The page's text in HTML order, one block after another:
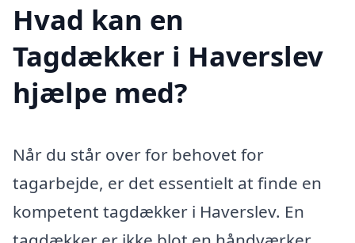
Hvad kan en
Tagdækker i Haverslev
hjælpe med?
Når du står over for behovet for
tagarbejde, er det essentielt at finde en
kompetent tagdækker i Haverslev. En